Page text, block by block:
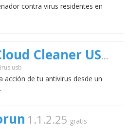
contra virus residentes en
Panda Cloud Cleaner USB
usb
acción de tu antivirus desde un
1.1.2.25 gratis